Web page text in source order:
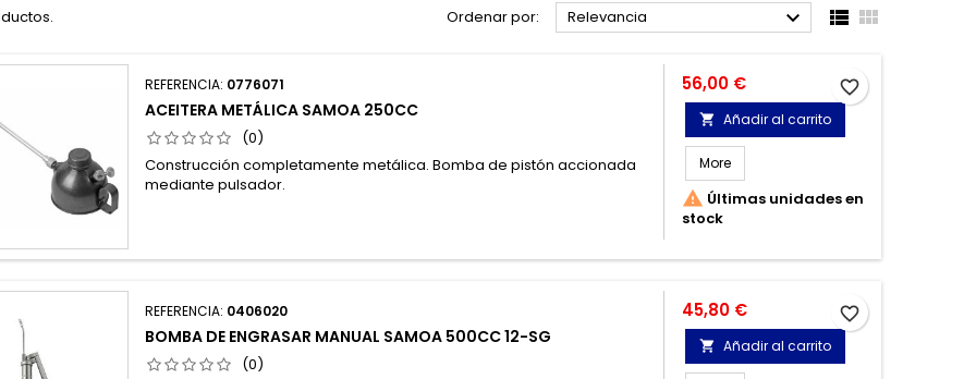
Ordenar por: Relevancia   
REFERENCIA: 0776071
ACEITERA METÁLICA SAMOA 250CC
(0)
Construcción completamente metálica. Bomba de pistón accionada
mediante pulsador.
Precio
56,00 €
 Añadir al carrito
More
 Últimas unidades en
stock
favorite_border
REFERENCIA: 0406020
BOMBA DE ENGRASAR MANUAL SAMOA 500CC 12-SG
(0)
Precio
45,80 €
 Añadir al carrito
favorite_border